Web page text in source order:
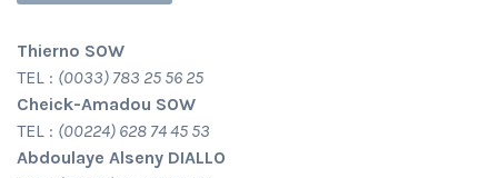
Thierno SOW
TEL : (0033) 783 25 56 25
Cheick-Amadou SOW
TEL : (00224) 628 74 45 53
Abdoulaye Alseny DIALLO